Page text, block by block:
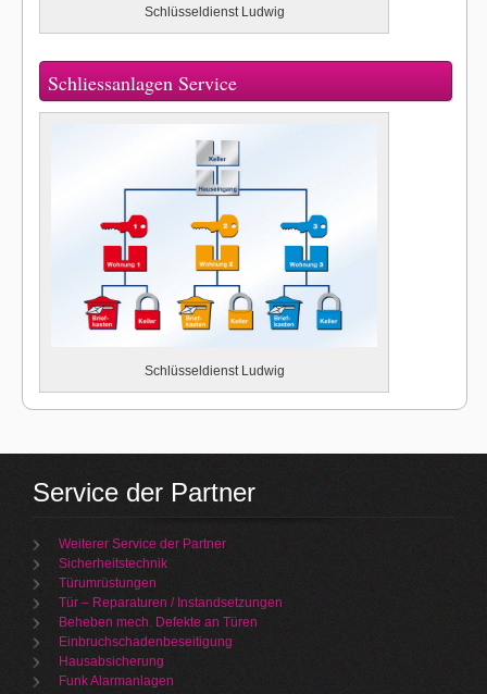
Schlüsseldienst Ludwig
Schliessanlagen Service
Schlüsseldienst Ludwig
Service der Partner
Weiterer Service der Partner
Sicherheitstechnik
Türumrüstungen
Tür – Reparaturen / Instandsetzungen
Beheben mech. Defekte an Türen
Einbruchschadenbeseitigung
Hausabsicherung
Funk Alarmanlagen